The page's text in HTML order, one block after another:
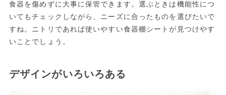
食器を傷めずに大事に保管できます。選ぶときは機能性につ
いてもチェックしながら、ニーズに合ったものを選びたいで
すね。ニトリであれば使いやすい食器棚シートが見つけやす
いことでしょう。
デザインがいろいろある